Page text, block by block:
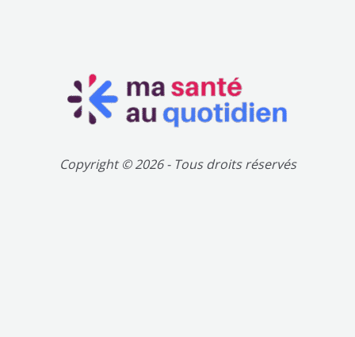
Copyright © 2026 - Tous droits réservés